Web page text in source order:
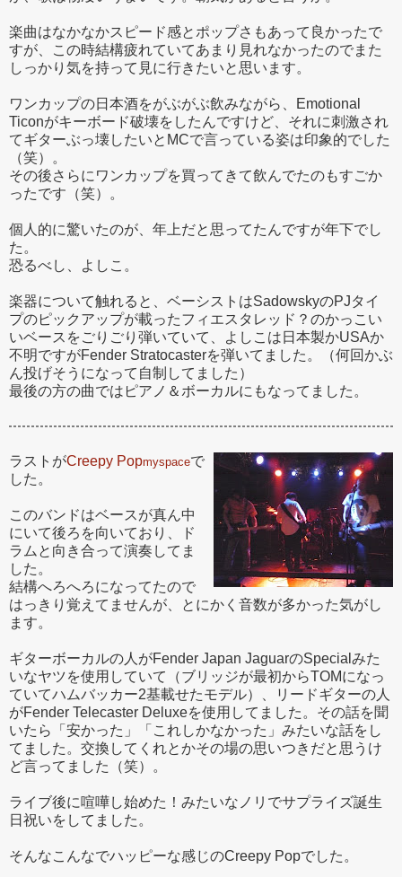
楽曲はなかなかスピード感とポップさもあって良かったで
すが、この時結構疲れていてあまり見れなかったのでまた
しっかり気を持って見に行きたいと思います。
ワンカップの日本酒をがぶがぶ飲みながら、Emotional
Ticonがキーボード破壊をしたんですけど、それに刺激され
てギターぶっ壊したいとMCで言っている姿は印象的でした
（笑）。
その後さらにワンカップを買ってきて飲んでたのもすごか
ったです（笑）。
個人的に驚いたのが、年上だと思ってたんですが年下でし
た。
恐るべし、よしこ。
楽器について触れると、ベーシストはSadowskyのPJタイ
プのピックアップが載ったフィエスタレッド？のかっこい
いベースをごりごり弾いていて、よしこは日本製かUSAか
不明ですがFender Stratocasterを弾いてました。（何回かぶ
ん投げそうになって自制してました）
最後の方の曲ではピアノ＆ボーカルにもなってました。
ラストがCreepy Popmyspaceで
した。
このバンドはベースが真ん中
にいて後ろを向いており、ド
ラムと向き合って演奏してま
した。
結構へろへろになってたので
はっきり覚えてませんが、とにかく音数が多かった気がし
ます。
ギターボーカルの人がFender Japan JaguarのSpecialみた
いなヤツを使用していて（ブリッジが最初からTOMになっ
ていてハムバッカー2基載せたモデル）、リードギターの人
がFender Telecaster Deluxeを使用してました。その話を聞
いたら「安かった」「これしかなかった」みたいな話をし
てました。交換してくれとかその場の思いつきだと思うけ
ど言ってました（笑）。
ライブ後に喧嘩し始めた！みたいなノリでサプライズ誕生
日祝いをしてました。
そんなこんなでハッピーな感じのCreepy Popでした。